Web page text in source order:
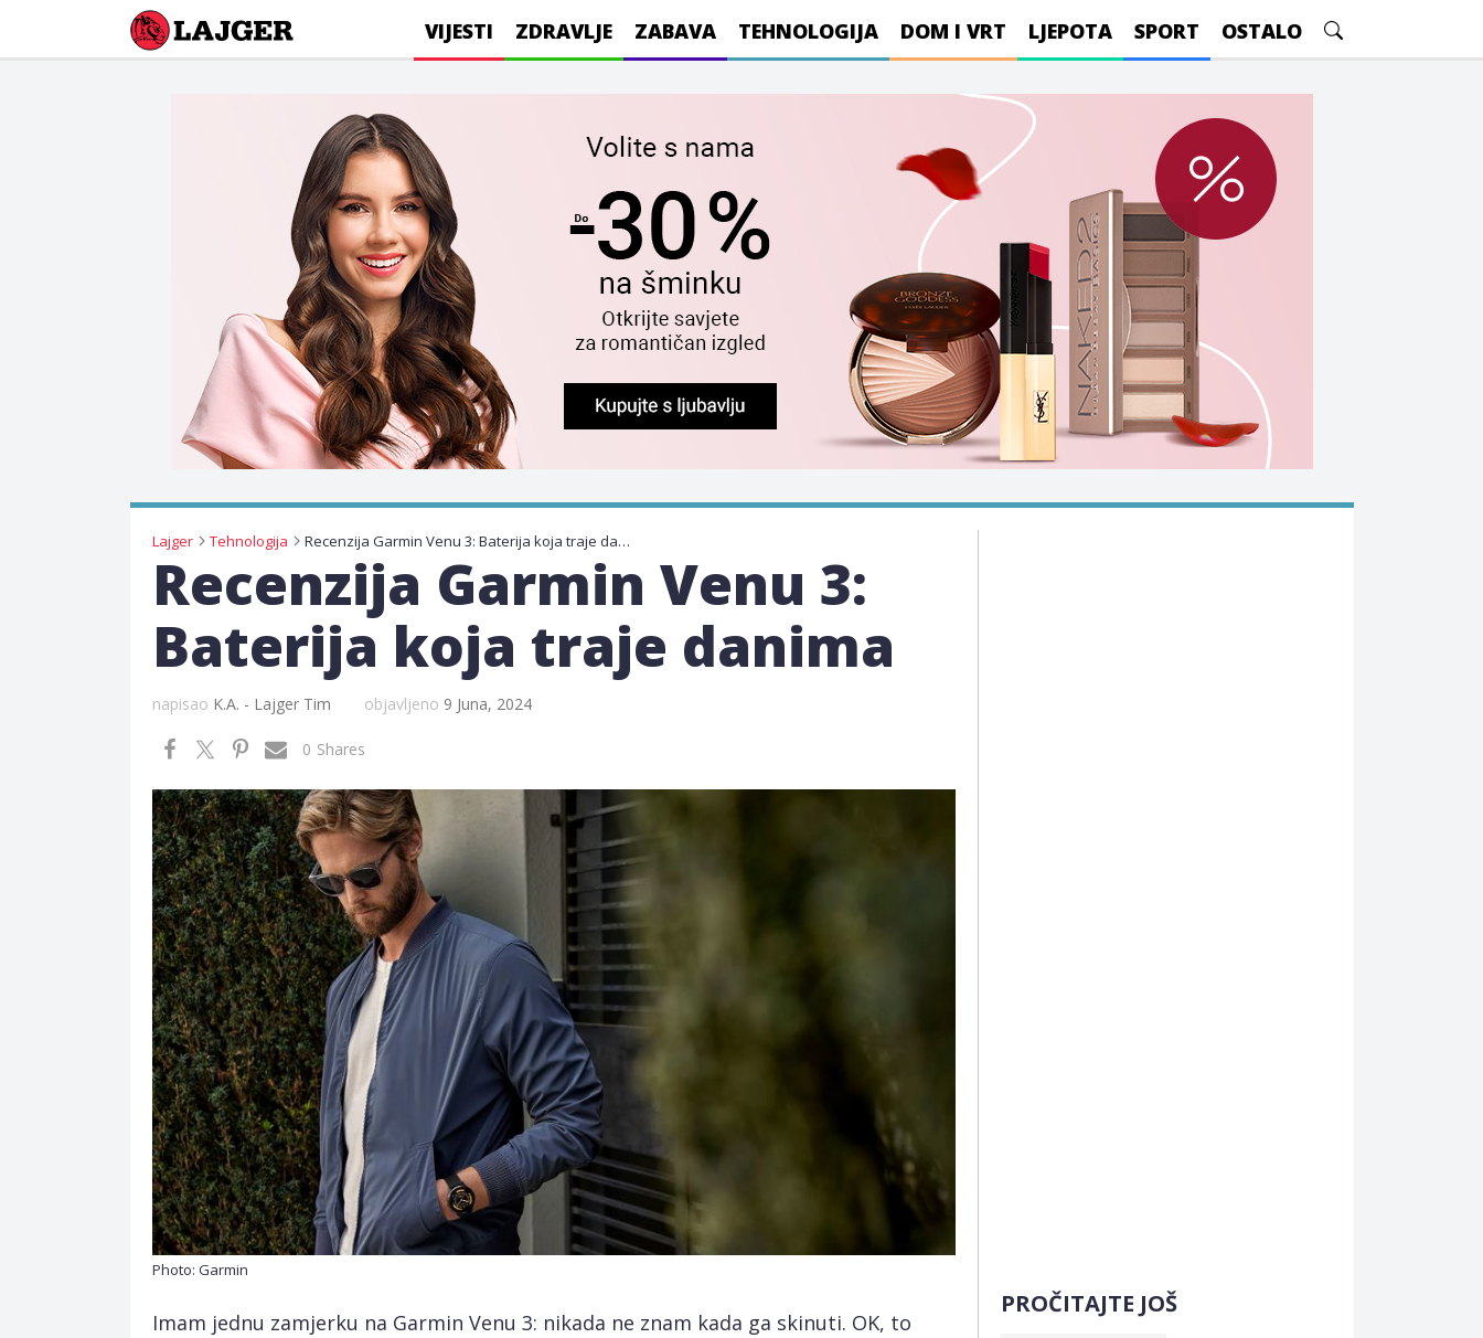
Lajger VIJESTI ZDRAVLJE ZABAVA TEHNOLOGIJA DOM I VRT LJEPOTA SPORT OSTALO
Lajger Tehnologija Recenzija Garmin Venu 3: Baterija koja traje danima
Recenzija Garmin Venu 3:
Baterija koja traje danima
napisao K.A. - Lajger Tim objavljeno 9 Juna, 2024
Shares
0
Photo: Garmin
Imam jednu zamjerku na Garmin Venu 3: nikada ne znam kada ga skinuti. OK, to
PROČITAJTE JOŠ